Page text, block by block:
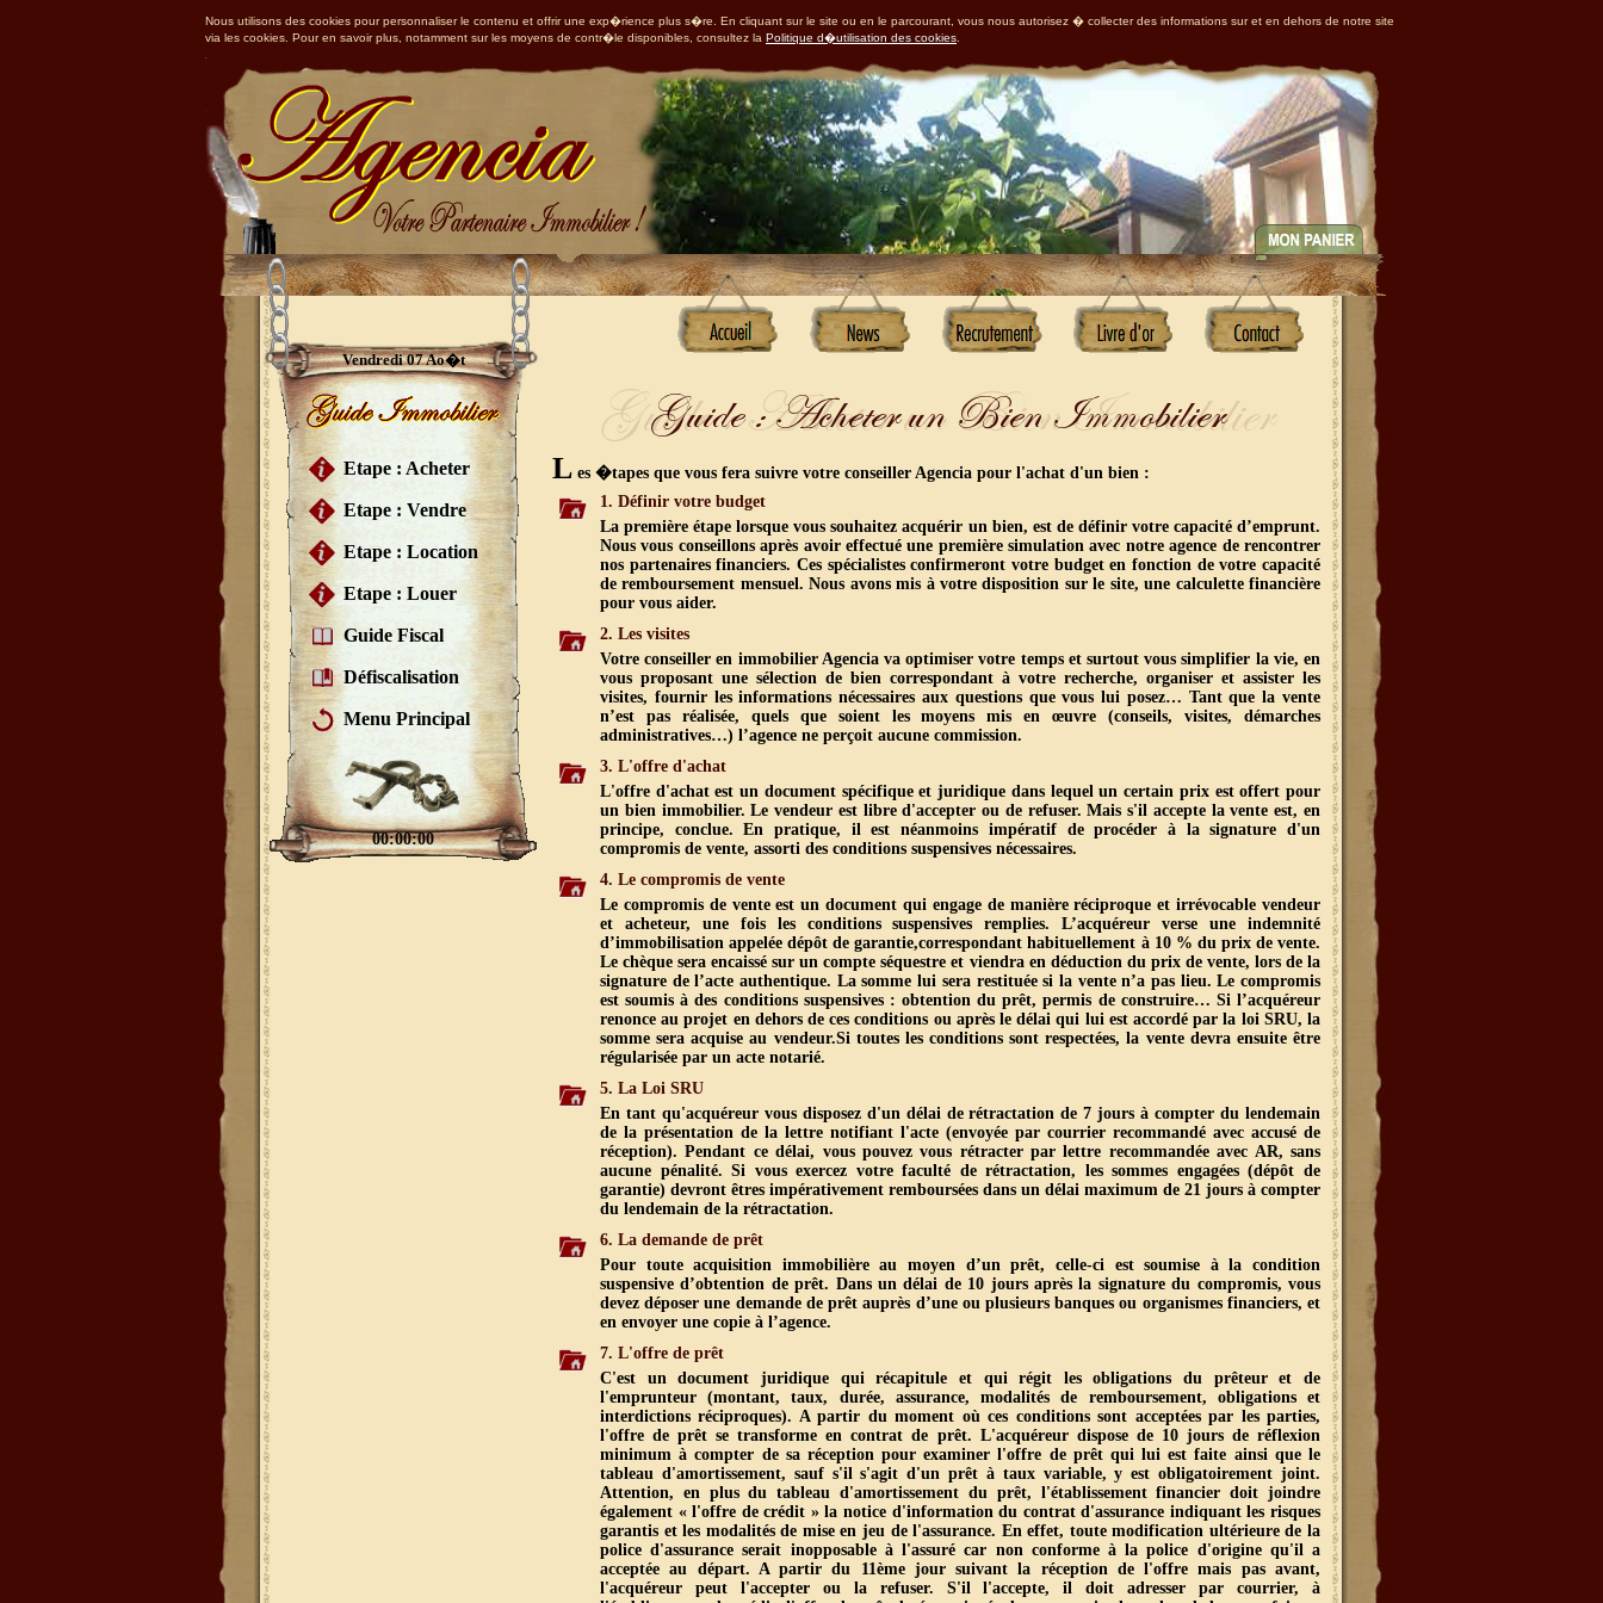
Nous utilisons des cookies pour personnaliser le contenu et offrir une exp�rience plus s�re. En cliquant sur le site ou en le parcourant, vous nous autorisez � collecter des informations sur et en dehors de notre site
via les cookies. Pour en savoir plus, notamment sur les moyens de contr�le disponibles, consultez la Politique d�utilisation des cookies
Vendredi 07 Ao�t
Etape : Acheter
Etape : Vendre
Etape : Location
Etape : Louer
Guide Fiscal
Défiscalisation
Menu Principal
00:00:00
L es �tapes que vous fera suivre votre conseiller Agencia pour l'achat d'un bien :
1. Définir votre budget
La première étape lorsque vous souhaitez acquérir un bien, est de définir votre capacité d’emprunt.
Nous vous conseillons après avoir effectué une première simulation avec notre agence de rencontrer
nos partenaires financiers. Ces spécialistes confirmeront votre budget en fonction de votre capacité
de remboursement mensuel. Nous avons mis à votre disposition sur le site, une calculette financière
pour vous aider.
2. Les visites
Votre conseiller en immobilier Agencia va optimiser votre temps et surtout vous simplifier la vie, en
vous proposant une sélection de bien correspondant à votre recherche, organiser et assister les
visites, fournir les informations nécessaires aux questions que vous lui posez… Tant que la vente
n’est pas réalisée, quels que soient les moyens mis en œuvre (conseils, visites, démarches
administratives…) l’agence ne perçoit aucune commission.
3. L'offre d'achat
L'offre d'achat est un document spécifique et juridique dans lequel un certain prix est offert pour
un bien immobilier. Le vendeur est libre d'accepter ou de refuser. Mais s'il accepte la vente est, en
principe, conclue. En pratique, il est néanmoins impératif de procéder à la signature d'un
compromis de vente, assorti des conditions suspensives nécessaires.
4. Le compromis de vente
Le compromis de vente est un document qui engage de manière réciproque et irrévocable vendeur
et acheteur, une fois les conditions suspensives remplies. L’acquéreur verse une indemnité
d’immobilisation appelée dépôt de garantie,correspondant habituellement à 10 % du prix de vente.
Le chèque sera encaissé sur un compte séquestre et viendra en déduction du prix de vente, lors de la
signature de l’acte authentique. La somme lui sera restituée si la vente n’a pas lieu. Le compromis
est soumis à des conditions suspensives : obtention du prêt, permis de construire… Si l’acquéreur
renonce au projet en dehors de ces conditions ou après le délai qui lui est accordé par la loi SRU, la
somme sera acquise au vendeur.Si toutes les conditions sont respectées, la vente devra ensuite être
régularisée par un acte notarié.
5. La Loi SRU
En tant qu'acquéreur vous disposez d'un délai de rétractation de 7 jours à compter du lendemain
de la présentation de la lettre notifiant l'acte (envoyée par courrier recommandé avec accusé de
réception). Pendant ce délai, vous pouvez vous rétracter par lettre recommandée avec AR, sans
aucune pénalité. Si vous exercez votre faculté de rétractation, les sommes engagées (dépôt de
garantie) devront êtres impérativement remboursées dans un délai maximum de 21 jours à compter
du lendemain de la rétractation.
6. La demande de prêt
Pour toute acquisition immobilière au moyen d’un prêt, celle-ci est soumise à la condition
suspensive d’obtention de prêt. Dans un délai de 10 jours après la signature du compromis, vous
devez déposer une demande de prêt auprès d’une ou plusieurs banques ou organismes financiers, et
en envoyer une copie à l’agence.
7. L'offre de prêt
C'est un document juridique qui récapitule et qui régit les obligations du prêteur et de
l'emprunteur (montant, taux, durée, assurance, modalités de remboursement, obligations et
interdictions réciproques). A partir du moment où ces conditions sont acceptées par les parties,
l'offre de prêt se transforme en contrat de prêt. L'acquéreur dispose de 10 jours de réflexion
minimum à compter de sa réception pour examiner l'offre de prêt qui lui est faite ainsi que le
tableau d'amortissement, sauf s'il s'agit d'un prêt à taux variable, y est obligatoirement joint.
Attention, en plus du tableau d'amortissement du prêt, l'établissement financier doit joindre
également « l'offre de crédit » la notice d'information du contrat d'assurance indiquant les risques
garantis et les modalités de mise en jeu de l'assurance. En effet, toute modification ultérieure de la
police d'assurance serait inopposable à l'assuré car non conforme à la police d'origine qu'il a
acceptée au départ. A partir du 11ème jour suivant la réception de l'offre mais pas avant,
l'acquéreur peut l'accepter ou la refuser. S'il l'accepte, il doit adresser par courrier, à